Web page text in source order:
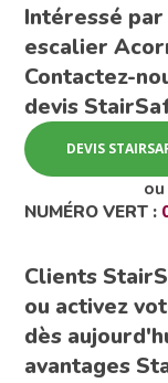
Intéressé
escalier
Contactez-
devis
DEVIS
ou
NUMÉRO VERT :
Clients
ou activez
dès
avantages